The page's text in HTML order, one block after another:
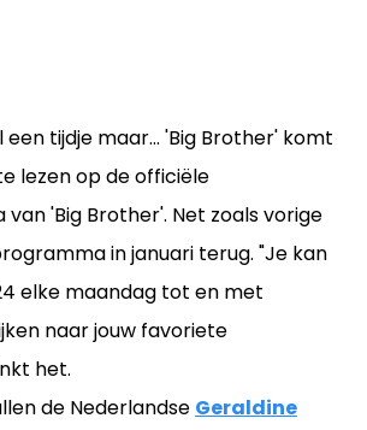
tijdje maar… 'Big Brother' komt
lezen op de officiële
'Big Brother'. Net zoals vorige
in januari terug. "Je kan
elke maandag tot en met
naar jouw favoriete
het.
de Nederlandse Geraldine